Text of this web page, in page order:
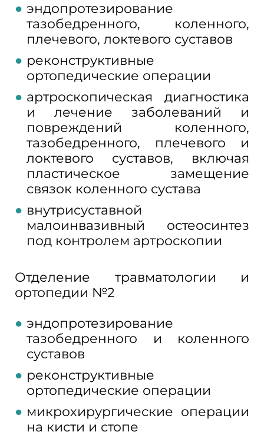
эндопротезирование
тазобедренного, коленного,
плечевого, локтевого суставов
реконструктивные
ортопедические операции
артроскопическая диагностика
и лечение заболеваний и
повреждений коленного,
тазобедренного, плечевого и
локтевого суставов, включая
пластическое замещение
связок коленного сустава
внутрисуставной
малоинвазивный остеосинтез
под контролем артроскопии
Отделение травматологии и
ортопедии №2
эндопротезирование
тазобедренного и коленного
суставов
реконструктивные
ортопедические операции
микрохирургические операции
на кисти и стопе